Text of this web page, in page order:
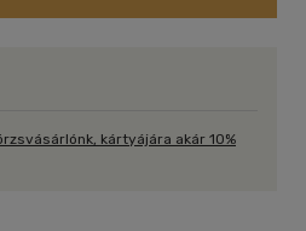
a regényéért megkapta az Év
kártyájára akár 10%